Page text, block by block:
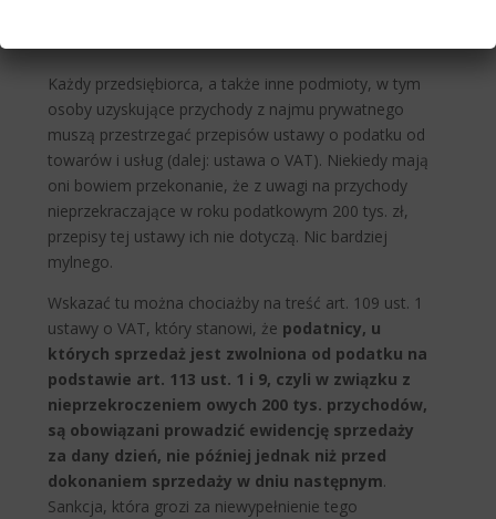
Każdy przedsiębiorca, a także inne podmioty, w tym
osoby uzyskujące przychody z najmu prywatnego
muszą przestrzegać przepisów ustawy o podatku od
towarów i usług (dalej: ustawa o VAT). Niekiedy mają
oni bowiem przekonanie, że z uwagi na przychody
nieprzekraczające w roku podatkowym 200 tys. zł,
przepisy tej ustawy ich nie dotyczą. Nic bardziej
mylnego.
Wskazać tu można chociażby na treść art. 109 ust. 1
ustawy o VAT, który stanowi, że podatnicy, u
których sprzedaż jest zwolniona od podatku na
podstawie art. 113 ust. 1 i 9, czyli w związku z
nieprzekroczeniem owych 200 tys. przychodów,
są obowiązani prowadzić ewidencję sprzedaży
za dany dzień, nie później jednak niż przed
dokonaniem sprzedaży w dniu następnym.
Sankcja, która grozi za niewypełnienie tego